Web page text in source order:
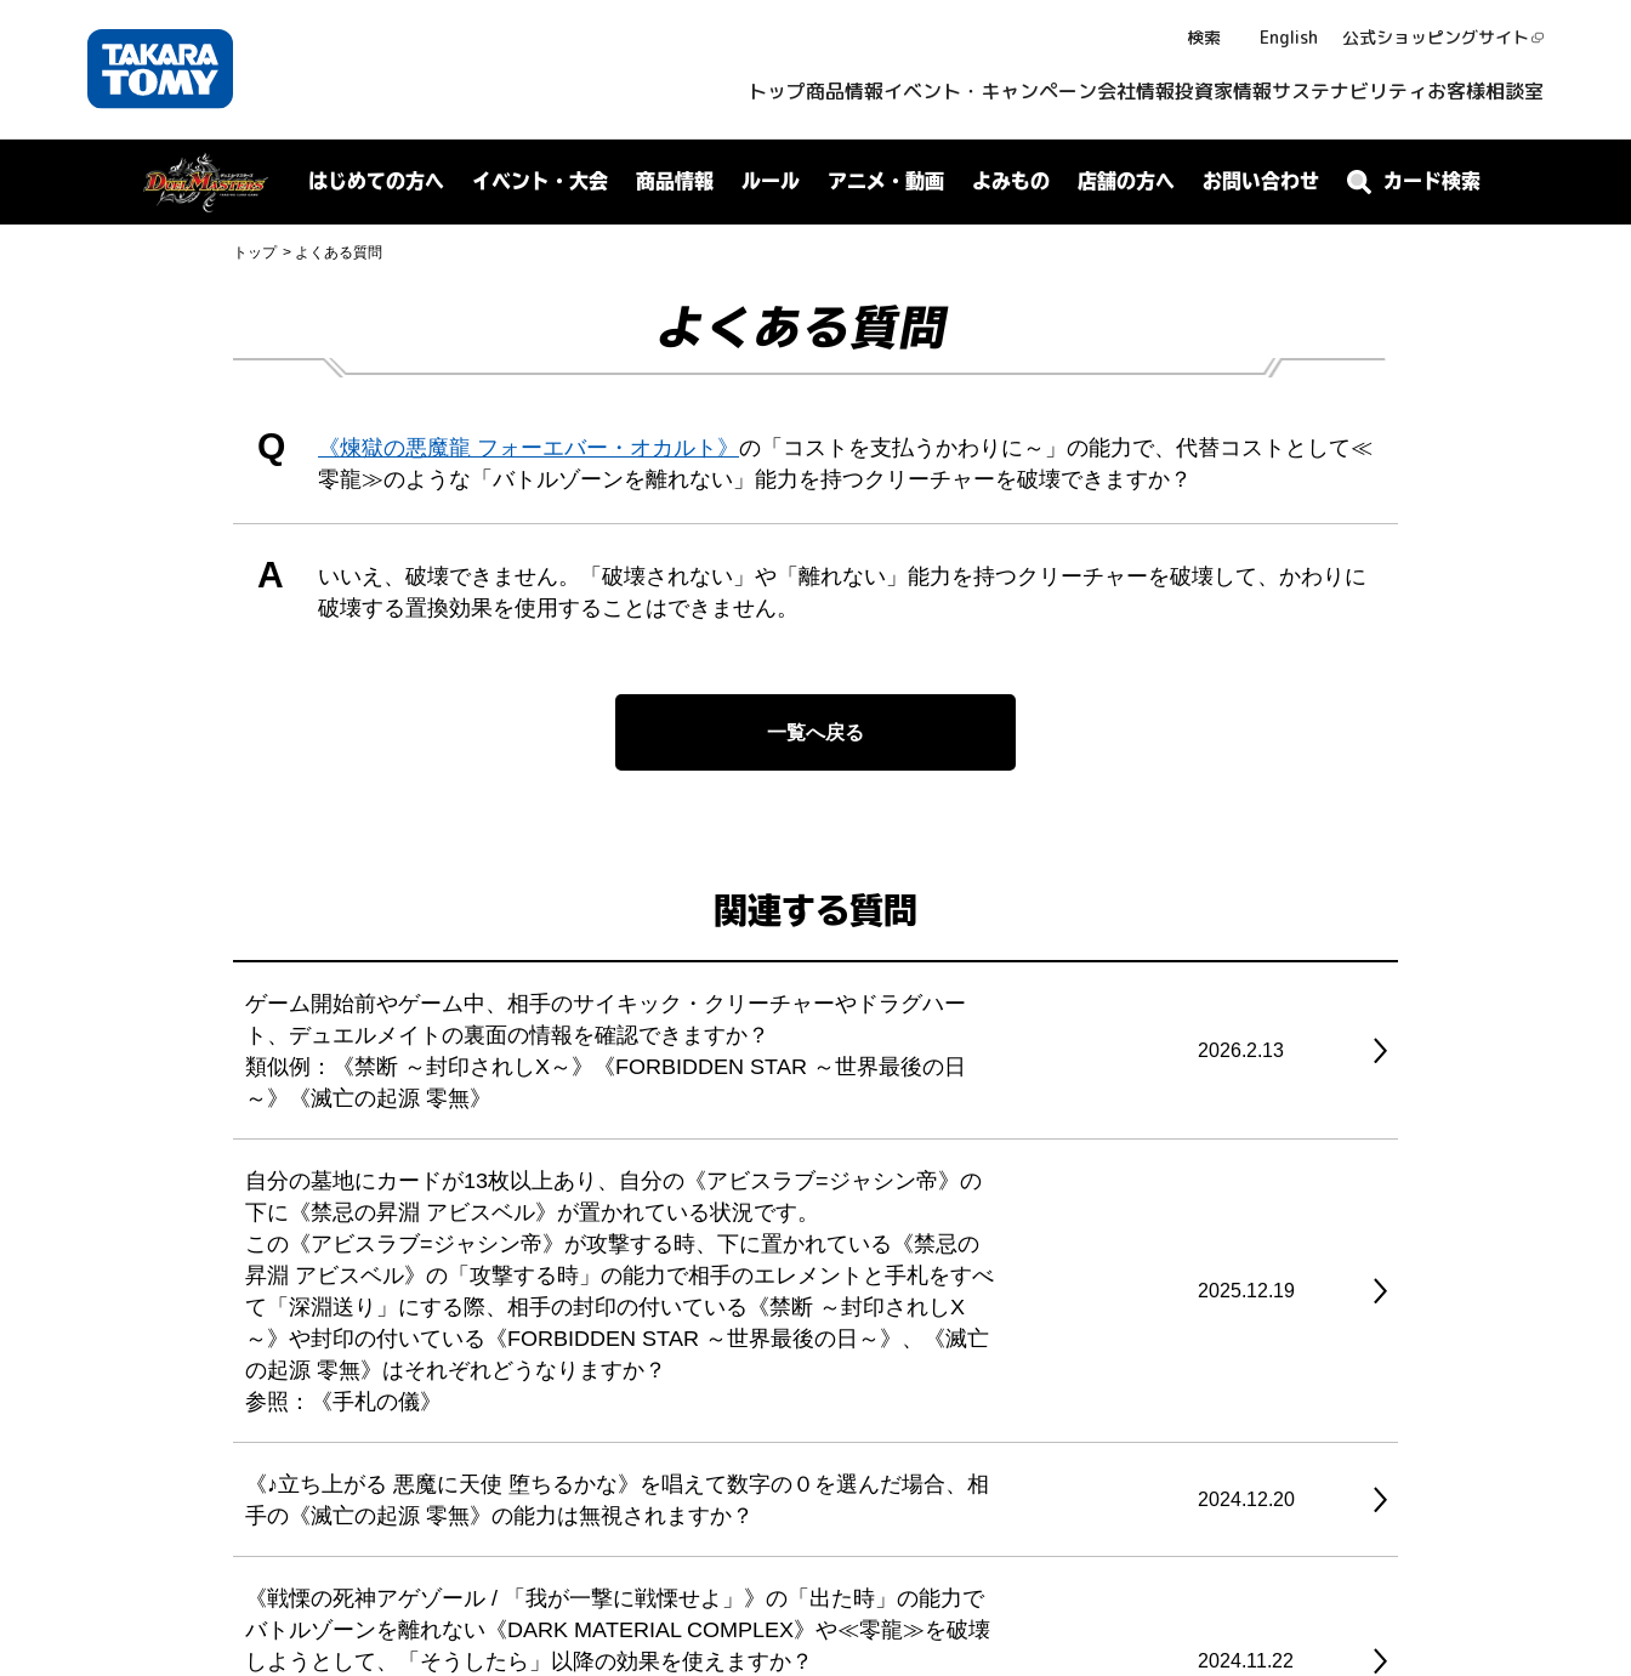
検索 English 公式ショッピングサイト
トップ商品情報イベント・キャンペーン会社情報投資家情報サステナビリティお客様相談室
はじめての方へ イベント・大会 商品情報 ルール アニメ・動画 よみもの 店舗の方へ お問い合わせ カード検索
トップ よくある質問
よくある質問
Q 《煉獄の悪魔龍 フォーエバー・オカルト》 の「コストを支払うかわりに～」の能力で、代替コストとして≪
零龍≫のような「バトルゾーンを離れない」能力を持つクリーチャーを破壊できますか？
A
いいえ、破壊できません。「破壊されない」や「離れない」能力を持つクリーチャーを破壊して、かわりに
破壊する置換効果を使用することはできません。
一覧へ戻る
関連する質問
ゲーム開始前やゲーム中、相手のサイキック・クリーチャーやドラグハー
ト、デュエルメイトの裏面の情報を確認できますか？
類似例：《禁断 ～封印されしX～》《FORBIDDEN STAR ～世界最後の日
～》《滅亡の起源 零無》
2026.2.13
自分の墓地にカードが13枚以上あり、自分の《アビスラブ=ジャシン帝》の
下に《禁忌の昇淵 アビスベル》が置かれている状況です。
この《アビスラブ=ジャシン帝》が攻撃する時、下に置かれている《禁忌の
昇淵 アビスベル》の「攻撃する時」の能力で相手のエレメントと手札をすべ
て「深淵送り」にする際、相手の封印の付いている《禁断 ～封印されしX
～》や封印の付いている《FORBIDDEN STAR ～世界最後の日～》、《滅亡
の起源 零無》はそれぞれどうなりますか？
参照：《手札の儀》
2025.12.19
《♪立ち上がる 悪魔に天使 堕ちるかな》を唱えて数字の０を選んだ場合、相
手の《滅亡の起源 零無》の能力は無視されますか？
2024.12.20
《戦慄の死神アゲゾール / 「我が一撃に戦慄せよ」》の「出た時」の能力で
バトルゾーンを離れない《DARK MATERIAL COMPLEX》や≪零龍≫を破壊
しようとして、「そうしたら」以降の効果を使えますか？
2024.11.22